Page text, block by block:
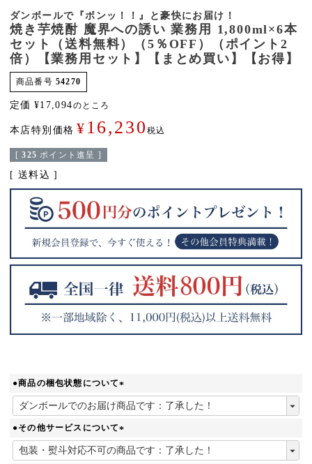
ダンボールで『ボンッ！！』と豪快にお届け！
焼き芋焼酎 魔界への誘い 業務用 1,800ml×6本
セット（送料無料）（5％OFF）（ポイント2
倍）【業務用セット】【まとめ買い】【お得】
商品番号 54270
定価 ¥17,094のところ
本店特別価格 ¥ 16,230税込
[ 325 ポイント進呈 ]
送料込
●商品の梱包状態について
(
必
須
)
●その他サービスについて
(
必